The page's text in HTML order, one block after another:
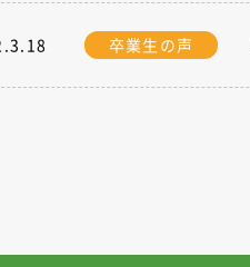
卒業生の声